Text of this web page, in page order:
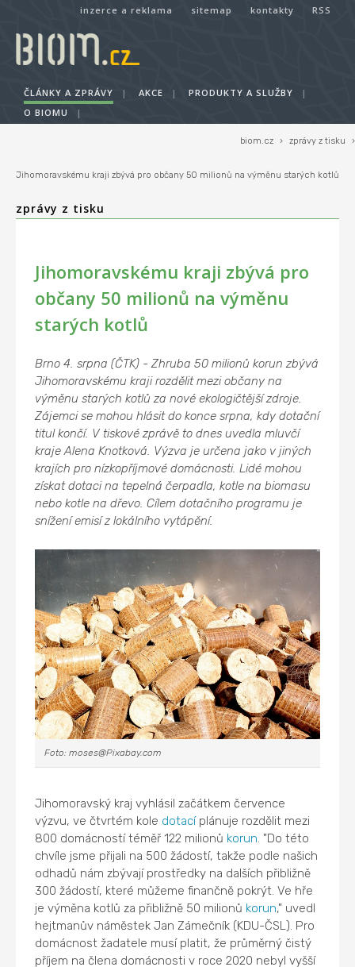
inzerce a reklama sitemap kontakty RSS
ČLÁNKY A ZPRÁVY | AKCE | PRODUKTY A SLUŽBY
|
O BIOMU
|
biom.cz › zprávy z tisku ›
Jihomoravskému kraji zbývá pro občany 50 milionů na výměnu starých kotlů
zprávy z tisku
Jihomoravskému kraji zbývá pro
občany 50 milionů na výměnu
starých kotlů
Brno 4. srpna (ČTK) - Zhruba 50 milionů korun zbývá
Jihomoravskému kraji rozdělit mezi občany na
výměnu starých kotlů za nové ekologičtější zdroje.
Zájemci se mohou hlásit do konce srpna, kdy dotační
titul končí. V tiskové zprávě to dnes uvedla mluvčí
kraje Alena Knotková. Výzva je určena jako v jiných
krajích pro nízkopříjmové domácnosti. Lidé mohou
získat dotaci na tepelná čerpadla, kotle na biomasu
nebo kotle na dřevo. Cílem dotačního programu je
snížení emisí z lokálního vytápění.
Foto: moses@Pixabay.com
Jihomoravský kraj vyhlásil začátkem července
výzvu, ve čtvrtém kole dotacíplánuje rozdělit mezi
800 domácností téměř 122 milionů korun. "Do této
chvíle jsme přijali na 500 žádostí, takže podle našich
odhadů nám zbývají prostředky na dalších přibližně
300 žádostí, které můžeme finančně pokrýt. Ve hře
je výměna kotlů za přibližně 50 milionů korun," uvedl
hejtmanův náměstek Jan Zámečník (KDU-ČSL). Pro
domácnost žadatele musí platit, že průměrný čistý
příjem na člena domácnosti v roce 2020 nebyl vyšší